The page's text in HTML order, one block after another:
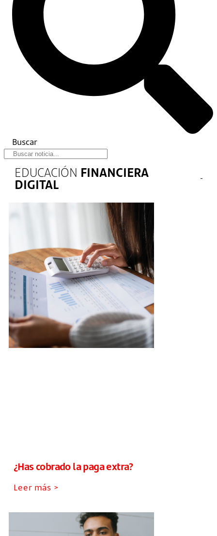
Buscar
EDUCACIÓN FINANCIERA
DIGITAL
¿Has cobrado la paga extra?
Leer más >